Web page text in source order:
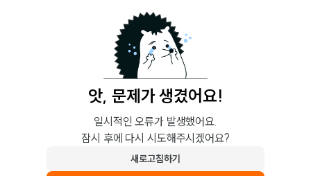
앗, 문제가 생겼어요!
일시적인 오류가 발생했어요.
잠시 후에 다시 시도해주시겠어요?
새로고침하기